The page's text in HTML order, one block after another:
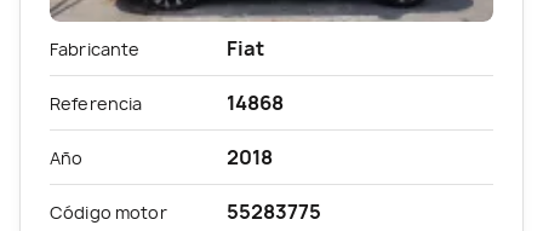
Fabricante Fiat
Referencia 14868
Año 2018
Código motor 55283775